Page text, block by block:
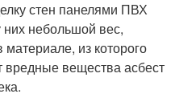
стен панелями ПВХ
них небольшой вес,
из которого
вредные вещества асбест